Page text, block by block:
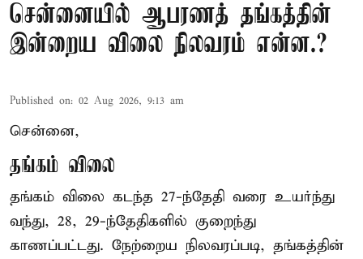
சென்னையில் ஆபரணத் தங்கத்தின்
இன்றைய விலை நிலவரம் என்ன.?
Published on: 02 Aug 2026, 9:13 am
சென்னை,
தங்கம் விலை
தங்கம் விலை கடந்த 27-ந்தேதி வரை உயர்ந்து
வந்து, 28, 29-ந்தேதிகளில் குறைந்து
காணப்பட்டது. நேற்றைய நிலவரப்படி, தங்கத்தின்